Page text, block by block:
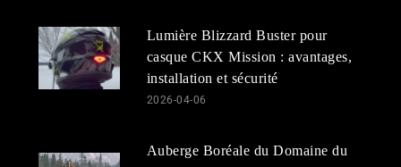
Lumière Blizzard Buster pour
casque CKX Mission : avantages,
installation et sécurité
2026-04-06
Auberge Boréale du Domaine du